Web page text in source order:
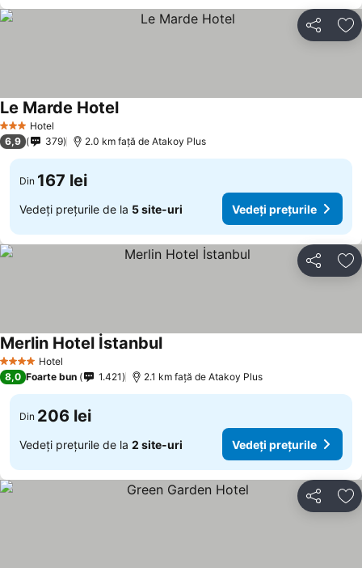
Distribuiți
3 SteleHotel
Le Marde HotelVedeți prețurile
6,9 379 2.0 km faţă de Atakoy Plus
Din 167 lei
Vedeți prețurile de la 5 site-uri Vedeți prețurile
Distribuiți
4 Stele Hotel
Merlin Hotel İstanbulVedeți prețurile
8,0 Foarte bun 1.421 2.1 km faţă de Atakoy Plus
Din 206 lei
Vedeți prețurile de la 2 site-uri Vedeți prețurile
Distribuiți